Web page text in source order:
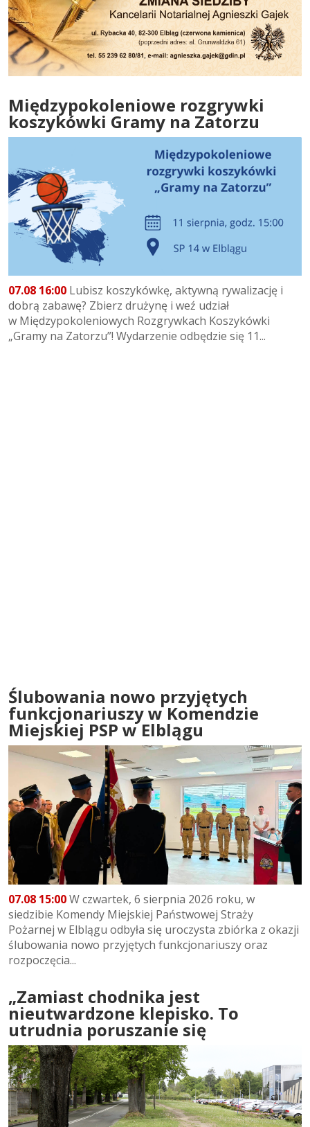
Międzypokoleniowe rozgrywki
koszykówki Gramy na Zatorzu
07.08 16:00 Lubisz koszykówkę, aktywną rywalizację i
dobrą zabawę? Zbierz drużynę i weź udział
w Międzypokoleniowych Rozgrywkach Koszykówki
„Gramy na Zatorzu”! Wydarzenie odbędzie się 11...
Ślubowania nowo przyjętych
funkcjonariuszy w Komendzie
Miejskiej PSP w Elblągu
07.08 15:00W czwartek, 6 sierpnia 2026 roku, w
siedzibie Komendy Miejskiej Państwowej Straży
Pożarnej w Elblągu odbyła się uroczysta zbiórka z okazji
ślubowania nowo przyjętych funkcjonariuszy oraz
rozpoczęcia...
„Zamiast chodnika jest
nieutwardzone klepisko. To
utrudnia poruszanie się